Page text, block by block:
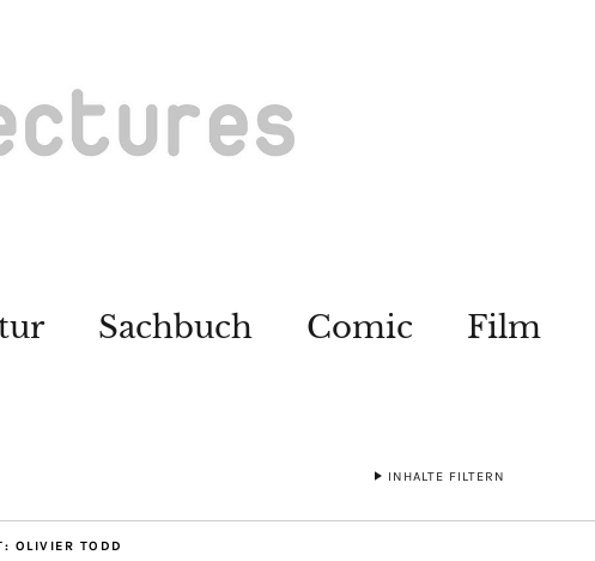
Sachbuch Comic Film
INHALTE FILTERN
OLIVIER TODD